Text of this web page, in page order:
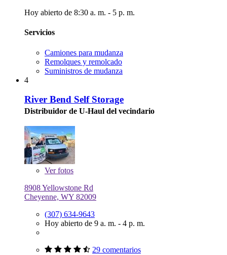
Hoy abierto de 8:30 a. m. - 5 p. m.
Servicios
Camiones para mudanza
Remolques y remolcado
Suministros de mudanza
4
River Bend Self Storage
Distribuidor de U-Haul del vecindario
Verfotos
8908 Yellowstone Rd
Cheyenne, WY 82009
(307) 634-9643
Hoy abierto de 9 a. m. - 4 p. m.
29 comentarios